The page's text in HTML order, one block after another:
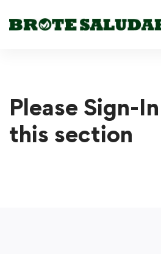
Please Sign-
this section